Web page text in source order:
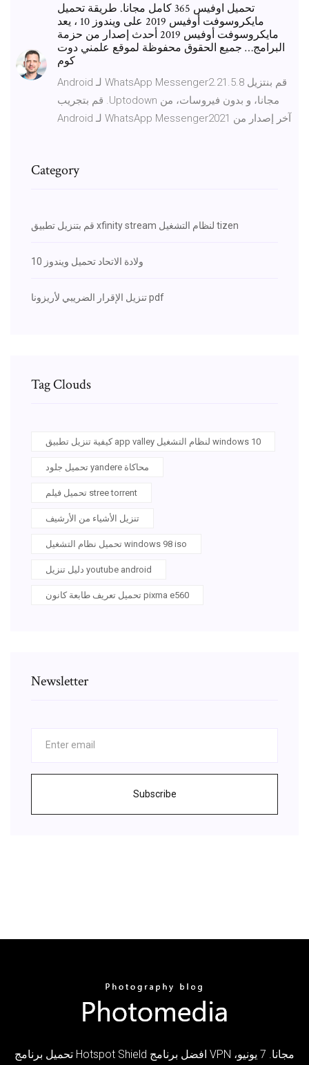
تحميل اوفيس 365 كامل مجانا. طريقة تحميل
مايكروسوفت أوفيس 2019 على ويندوز 10 ، يعد
مايكروسوفت أوفيس 2019 أحدث إصدار من حزمة
البرامج… جميع الحقوق محفوظة لموقع علمني دوت
كوم
‫قم بنتزيل WhatsApp Messenger2.21.5.8 لـ Android
مجانا، و بدون فيروسات، من Uptodown. قم بتجريب
آخر إصدار من WhatsApp Messenger2021 لـ Android
Category
قم بتنزيل تطبيق xfinity stream لنظام التشغيل tizen
ولادة الاتحاد تحميل ويندوز 10
تنزيل الإقرار الضريبي لأريزونا pdf
Tag Clouds
كيفية تنزيل تطبيق app valley لنظام التشغيل windows 10
تحميل جلود yandere محاكاة
تحميل فيلم stree torrent
تنزيل الأشياء من الأرشيف
تحميل نظام التشغيل windows 98 iso
دليل تنزيل youtube android
تحميل تعريف طابعة كانون pixma e560
Newsletter
Subscribe
تحميل برنامج Hotspot Shield افضل برنامج VPN مجانا. 7 يونيو،